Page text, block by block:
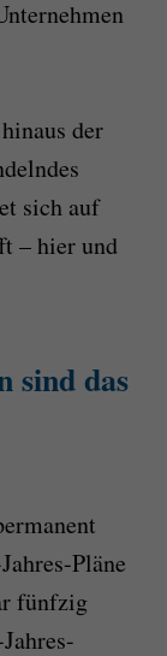
der
sich auf
– hier und
sind das
Pläne
fünfzig